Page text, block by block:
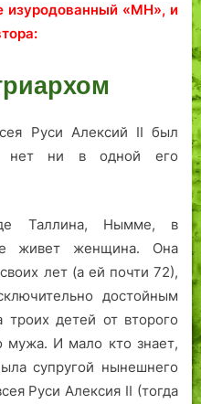
изуродованный «МН», и
Руси Алексий II был
нет ни в одной его
Таллина, Нымме, в
живет женщина. Она
лет (а ей почти 72),
достойным
троих детей от второго
мужа. И мало кто знает,
супругой нынешнего
Руси Алексия II (тогда